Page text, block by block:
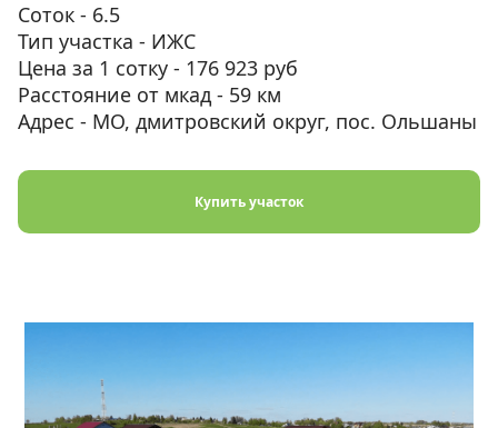
Соток - 6.5
Тип участка - ИЖС
Цена за 1 сотку - 176 923 руб
Расстояние от мкад - 59 км
Адрес - МО, дмитровский округ, пос. Ольшаны
Купить участок